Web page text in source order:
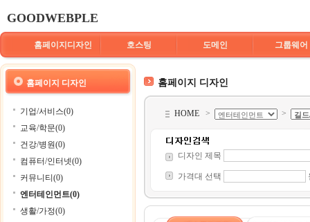
GOODWEBPLE
홈페이지디자인 호스팅 도메인 그룹웨어
홈페이지 디자인
기업/서비스(0)
교육/학문(0)
건강/병원(0)
컴퓨터/인터넷(0)
커뮤니티(0)
엔터테인먼트(0)
생활/가정(0)
홈페이지 디자인
HOME > >
디자인 제목
가격대 선택